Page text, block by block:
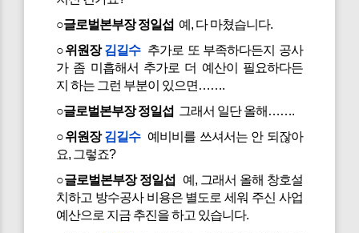
○글로벌본부장 정일섭 예, 다 마쳤습니다.
○위원장김길수추가로 또 부족하다든지 공사
가 좀 미흡해서 추가로 더 예산이 필요하다든
지 하는 그런 부분이 있으면…….
○글로벌본부장 정일섭 그래서 일단 올해…….
○위원장김길수예비비를 쓰셔서는 안 되잖아
요, 그렇죠?
○글로벌본부장 정일섭
예, 그래서 올해 창호설
치하고 방수공사 비용은 별도로 세워 주신 사업
예산으로 지금 추진을 하고 있습니다.